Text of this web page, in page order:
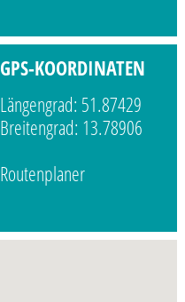
GPS-KOORDINATEN
Längengrad: 51.87429
Breitengrad: 13.78906
Routenplaner